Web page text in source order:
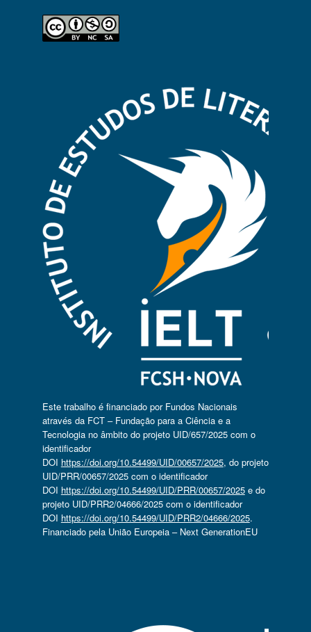
Este trabalho é financiado por Fundos Nacionais
através da FCT – Fundação para a Ciência e a
Tecnologia no âmbito do projeto UID/657/2025 com o
identificador
DOI https://doi.org/10.54499/UID/00657/2025, do projeto
UID/PRR/00657/2025 com o identificador
DOI https://doi.org/10.54499/UID/PRR/00657/2025e do
projeto UID/PRR2/04666/2025 com o identificador
DOI https://doi.org/10.54499/UID/PRR2/04666/2025.
Financiado pela União Europeia – Next GenerationEU